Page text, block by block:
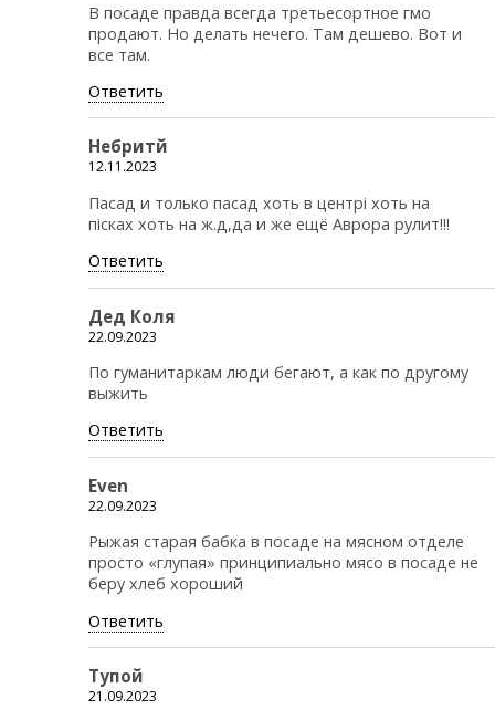
В посаде правда всегда третьесортное гмо
продают. Но делать нечего. Там дешево. Вот и
все там.
Ответить
Небритй
12.11.2023
Пасад и только пасад хоть в центрi хоть на
пicках хоть на ж.д,да и же ещё Аврора рулит!!!
Ответить
Дед Коля
22.09.2023
По гуманитаркам люди бегают, а как по другому
выжить
Ответить
Even
22.09.2023
Рыжая старая бабка в посаде на мясном отделе
просто «глупая» принципиально мясо в посаде не
беру хлеб хороший
Ответить
Тупой
21.09.2023